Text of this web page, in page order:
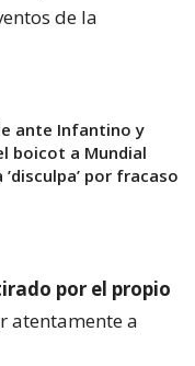
de la
ante Infantino y
boicot a Mundial
por fracaso
por el propio
atentamente a